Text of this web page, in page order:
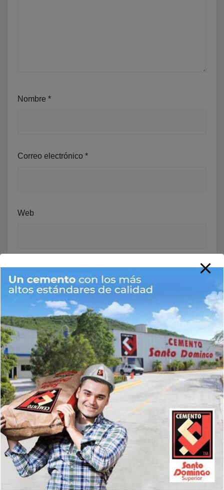
Nombre *
Correo electrónico *
Web
Guarda mi nombre, correo electrónico y web en este
navegador para la próxima vez que comente.